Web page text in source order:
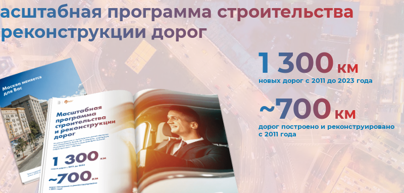
программа строительства
дорог
1 300км
новых дорог с 2011 до 2023 года
~700км
дорог построено и реконструировано
с 2011 года